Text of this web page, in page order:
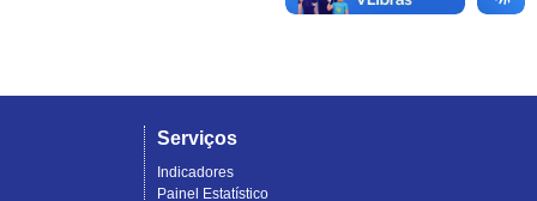
Serviços
Indicadores
Painel Estatístico